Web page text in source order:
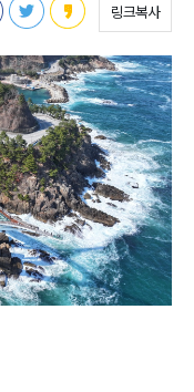
링크복사